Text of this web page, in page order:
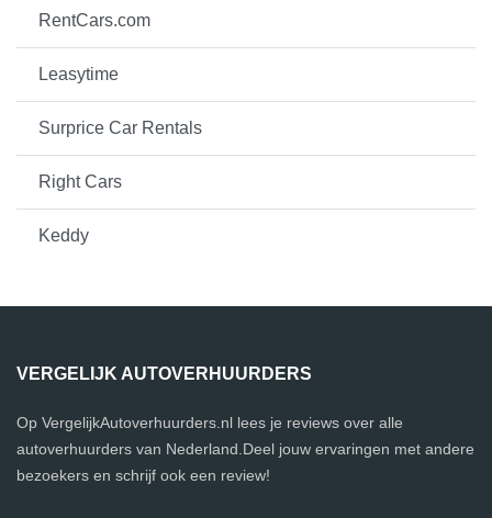
RentCars.com
Leasytime
Surprice Car Rentals
Right Cars
Keddy
VERGELIJK AUTOVERHUURDERS
Op VergelijkAutoverhuurders.nl lees je reviews over alle
autoverhuurders van Nederland.Deel jouw ervaringen met andere
bezoekers en schrijf ook een review!